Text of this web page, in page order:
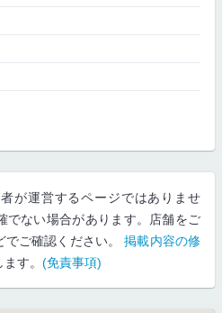
が運営するページではありませ
でない場合があります。店舗をご
でご確認ください。掲載内容の修
す。 (免責事項)